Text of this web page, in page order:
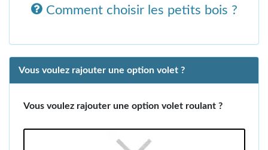
Comment choisir les petits bois ?
Vous voulez rajouter une option volet ?
Vous voulez rajouter une option volet roulant ?